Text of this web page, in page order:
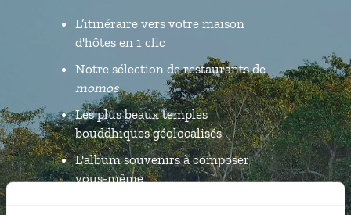
L’itinéraire vers votre maison
d'hôtes en 1 clic
Notre sélection de restaurants de
momos
Les plus beaux temples
bouddhiques géolocalisés
L'album souvenirs à composer
vous-même